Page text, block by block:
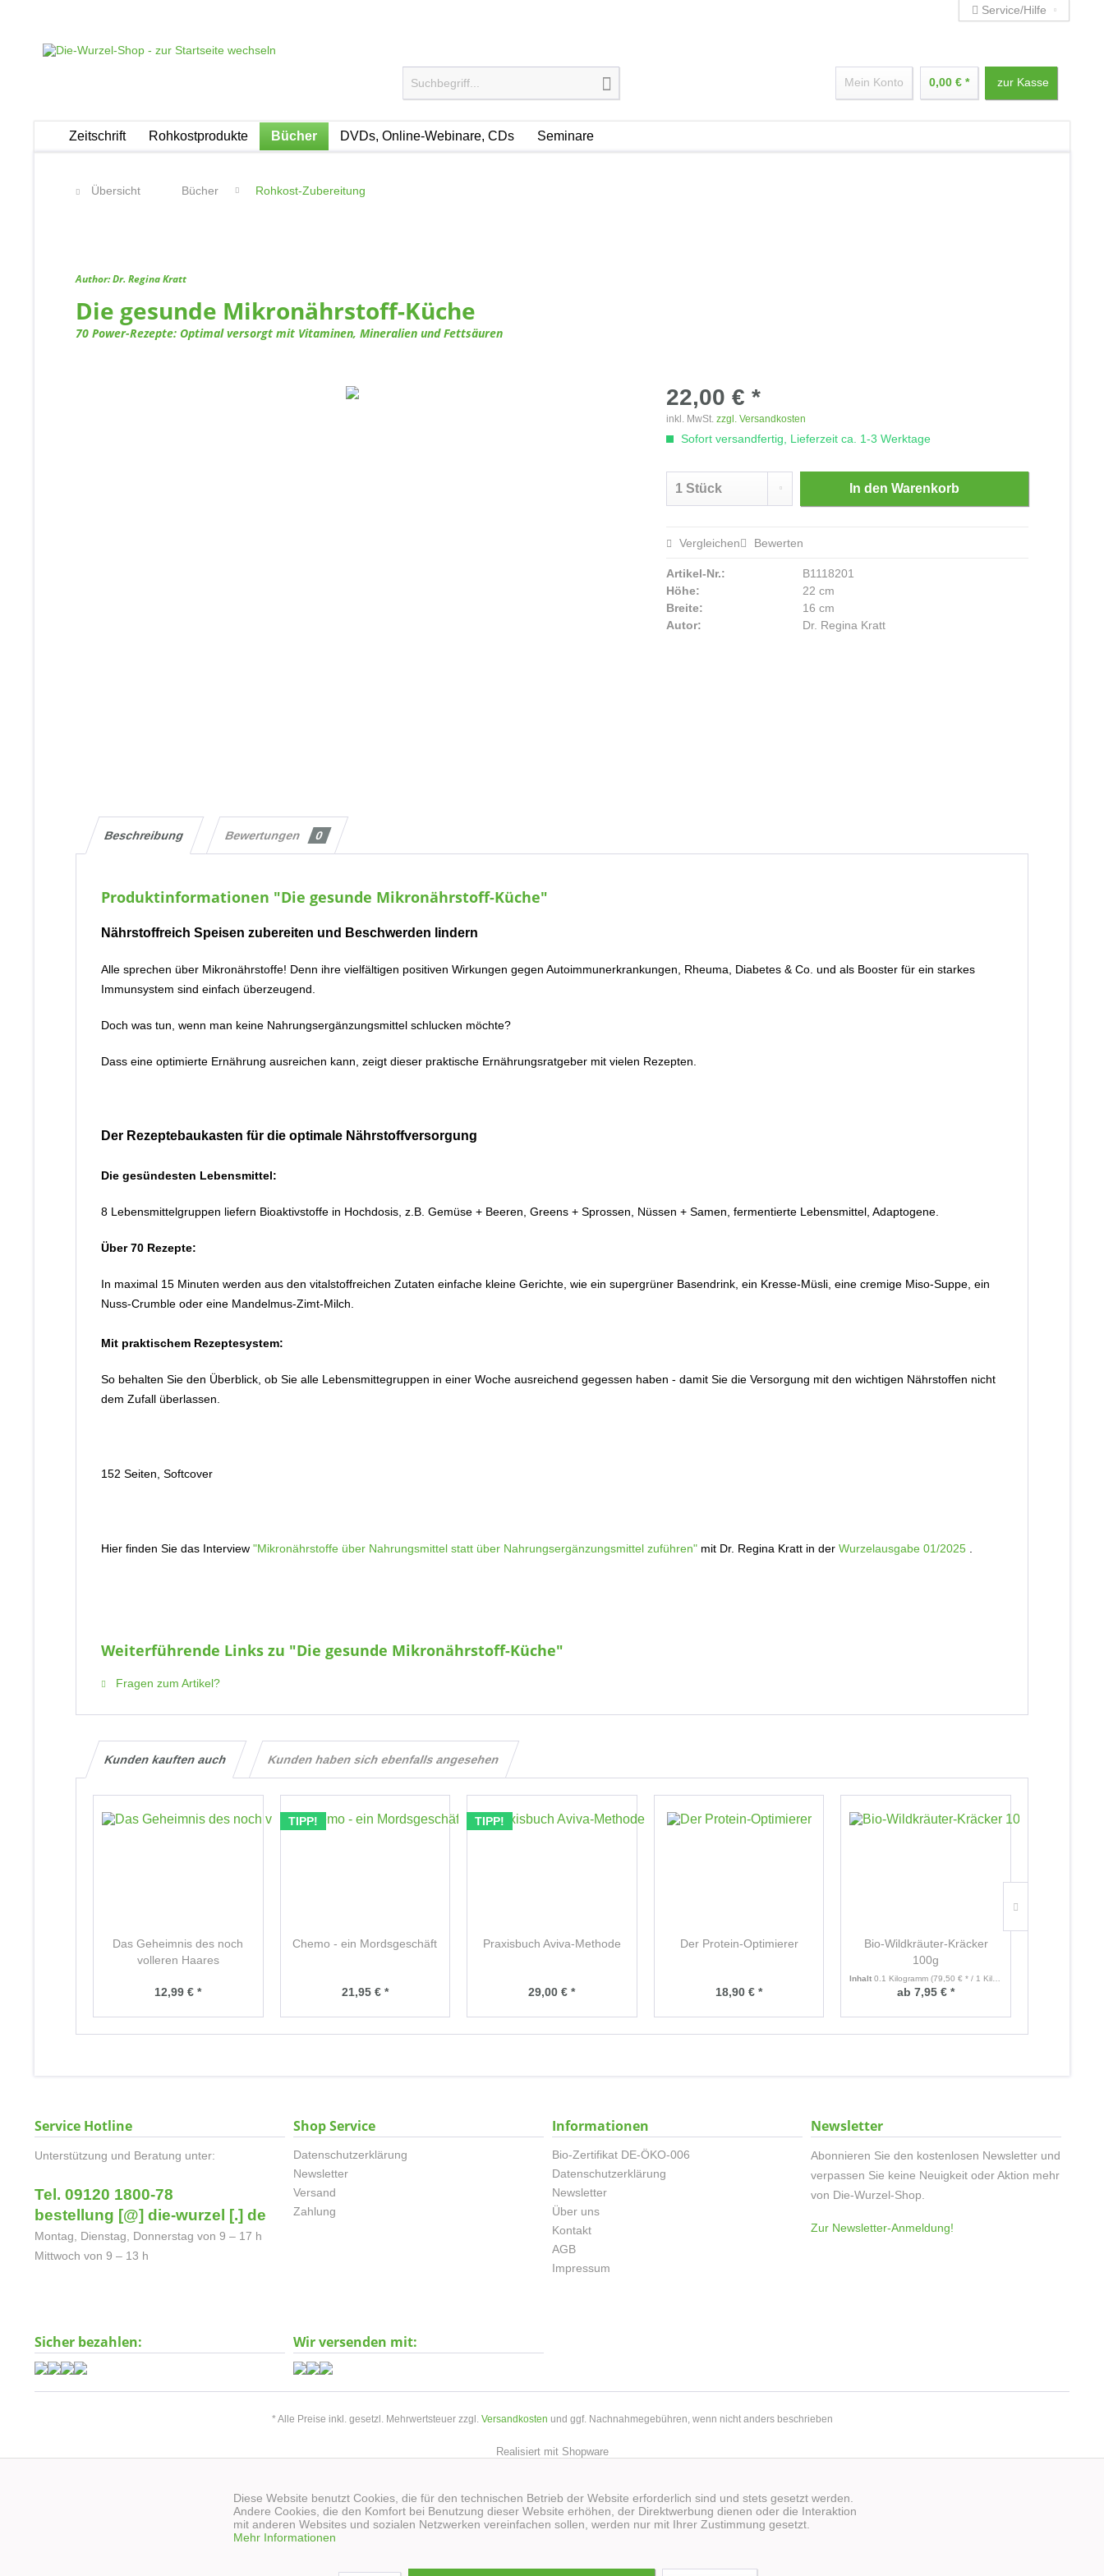
Service/Hilfe
Mein Konto 0,00 € * zur Kasse
Zeitschrift Rohkostprodukte Bücher DVDs, Online-Webinare, CDs Seminare
Übersicht Bücher Rohkost-Zubereitung
Author: Dr. Regina Kratt
Die gesunde Mikronährstoff-Küche
70 Power-Rezepte: Optimal versorgt mit Vitaminen, Mineralien und Fettsäuren
22,00 € *
inkl. MwSt.zzgl. Versandkosten
Sofort versandfertig, Lieferzeit ca. 1-3 Werktage
In den Warenkorb
Vergleichen Bewerten
Artikel-Nr.:
B1118201
Höhe:
22 cm
Breite:
16 cm
Autor:
Dr. Regina Kratt
Beschreibung Bewertungen 0
Produktinformationen "Die gesunde Mikronährstoff-Küche"
Nährstoffreich Speisen zubereiten und Beschwerden lindern
Alle sprechen über Mikronährstoffe! Denn ihre vielfältigen positiven Wirkungen gegen Autoimmunerkrankungen, Rheuma, Diabetes & Co. und als Booster für ein starkes
Immunsystem sind einfach überzeugend.
Doch was tun, wenn man keine Nahrungsergänzungsmittel schlucken möchte?
Dass eine optimierte Ernährung ausreichen kann, zeigt dieser praktische Ernährungsratgeber mit vielen Rezepten.
Der Rezeptebaukasten für die optimale Nährstoffversorgung
Die gesündesten Lebensmittel:
8 Lebensmittelgruppen liefern Bioaktivstoffe in Hochdosis, z.B. Gemüse + Beeren, Greens + Sprossen, Nüssen + Samen, fermentierte Lebensmittel, Adaptogene.
Über 70 Rezepte:
In maximal 15 Minuten werden aus den vitalstoffreichen Zutaten einfache kleine Gerichte, wie ein supergrüner Basendrink, ein Kresse-Müsli, eine cremige Miso-Suppe, ein
Nuss-Crumble oder eine Mandelmus-Zimt-Milch.
Mit praktischem Rezeptesystem:
So behalten Sie den Überblick, ob Sie alle Lebensmittegruppen in einer Woche ausreichend gegessen haben - damit Sie die Versorgung mit den wichtigen Nährstoffen nicht
dem Zufall überlassen.
152 Seiten, Softcover
Hier finden Sie das Interview "Mikronährstoffe über Nahrungsmittel statt über Nahrungsergänzungsmittel zuführen" mit Dr. Regina Kratt in der Wurzelausgabe 01/2025
Weiterführende Links zu "Die gesunde Mikronährstoff-Küche"
Fragen zum Artikel?
Kunden kauften auch Kunden haben sich ebenfalls angesehen
Das Geheimnis des noch
volleren Haares
12,99 € *
TIPP!
Chemo - ein Mordsgeschäft
21,95 € *
TIPP!
Praxisbuch Aviva-Methode
29,00 € *
Der Protein-Optimierer
18,90 € *
Bio-Wildkräuter-Kräcker
100g
Inhalt0.1 Kilogramm(79,50 € * / 1 Kilogramm)
ab 7,95 € *
Service Hotline
Unterstützung und Beratung unter:
Tel. 09120 1800-78
bestellung [@] die-wurzel [.] de
Montag, Dienstag, Donnerstag von 9 – 17 h
Mittwoch von 9 – 13 h
Shop Service
Datenschutzerklärung
Newsletter
Versand
Zahlung
Informationen
Bio-Zertifikat DE-ÖKO-006
Datenschutzerklärung
Newsletter
Über uns
Kontakt
AGB
Impressum
Newsletter
Abonnieren Sie den kostenlosen Newsletter und
verpassen Sie keine Neuigkeit oder Aktion mehr
von Die-Wurzel-Shop.
Zur Newsletter-Anmeldung!
Sicher bezahlen: Wir versenden mit:
* Alle Preise inkl. gesetzl. Mehrwertsteuer zzgl. Versandkosten und ggf. Nachnahmegebühren, wenn nicht anders beschrieben
Realisiert mit Shopware
Diese Website benutzt Cookies, die für den technischen Betrieb der Website erforderlich sind und stets gesetzt werden.
Andere Cookies, die den Komfort bei Benutzung dieser Website erhöhen, der Direktwerbung dienen oder die Interaktion
mit anderen Websites und sozialen Netzwerken vereinfachen sollen, werden nur mit Ihrer Zustimmung gesetzt.
Mehr Informationen